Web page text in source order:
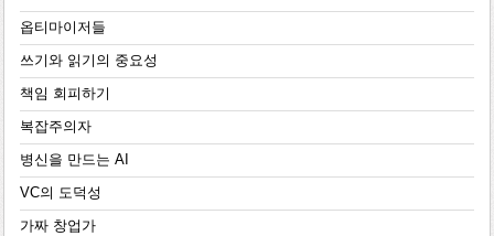
옵티마이저들
쓰기와 읽기의 중요성
책임 회피하기
복잡주의자
병신을 만드는 AI
VC의 도덕성
가짜 창업가